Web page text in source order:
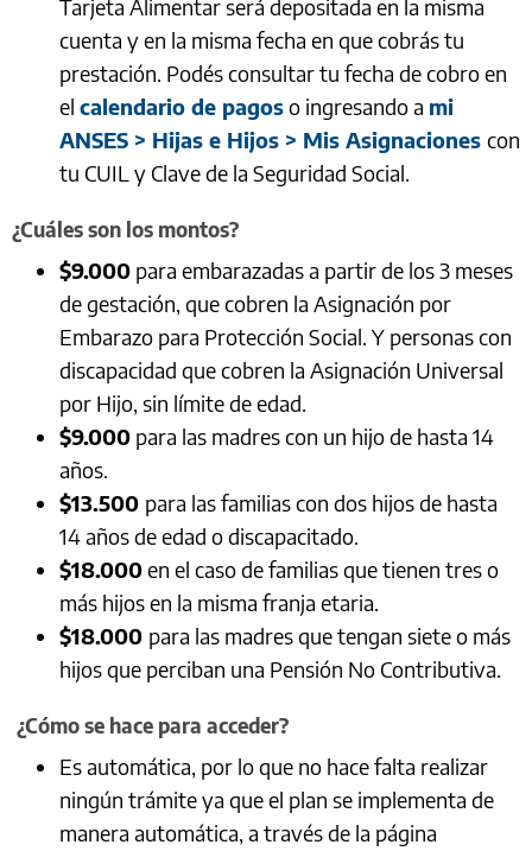
Tarjeta Alimentar será depositada en la misma
cuenta y en la misma fecha en que cobrás tu
prestación. Podés consultar tu fecha de cobro en
el calendario de pagoso ingresando a mi
ANSES > Hijas e Hijos > Mis Asignaciones con
tu CUIL y Clave de la Seguridad Social.
¿Cuáles son los montos?
$9.000 para embarazadas a partir de los 3 meses
de gestación, que cobren la Asignación por
Embarazo para Protección Social. Y personas con
discapacidad que cobren la Asignación Universal
por Hijo, sin límite de edad.
$9.000 para las madres con un hijo de hasta 14
años.
$13.500 para las familias con dos hijos de hasta
14 años de edad o discapacitado.
$18.000en el caso de familias que tienen tres o
más hijos en la misma franja etaria.
$18.000 para las madres que tengan siete o más
hijos que perciban una Pensión No Contributiva.
¿Cómo se hace para acceder?
Es automática, por lo que no hace falta realizar
ningún trámite ya que el plan se implementa de
manera automática, a través de la página